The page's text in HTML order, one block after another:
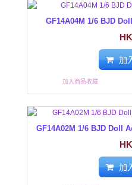
GF14A04M 1/6 BJD
加
加入商品收藏
GF14A02M 1/6 BJD Doll
加